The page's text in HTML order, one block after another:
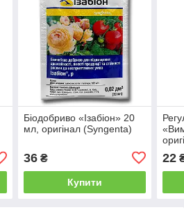
Біодобриво «Ізабіон» 20
мл, оригінал (Syngenta)
36₴
Купити
22